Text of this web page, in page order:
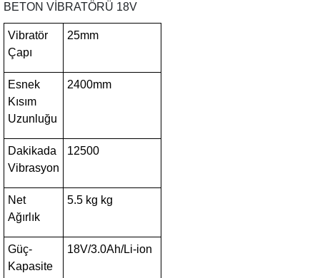
BETON VİBRATÖRÜ 18V
Vibratör
Çapı
25mm
Esnek
Kısım
Uzunluğu
2400mm
Dakikada
Vibrasyon
12500
Net
Ağırlık
5.5 kg kg
Güç-
Kapasite
18V/3.0Ah/Li-ion